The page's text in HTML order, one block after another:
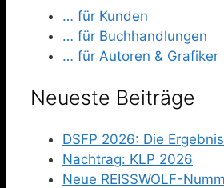
… für Kunden
… für Buchhandlungen
… für Autoren & Grafiker
Neueste Beiträge
DSFP 2026: Die
Nachtrag: KLP 2026
Neue REISSWOLF-